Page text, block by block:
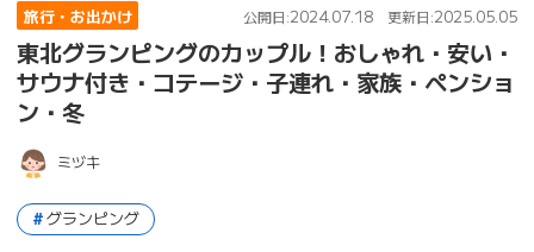
旅行・お出かけ 公開日:2024.07.18 更新日:2025.05.05
東北グランピングのカップル！おしゃれ・安い・
サウナ付き・コテージ・子連れ・家族・ペンショ
ン・冬
ミヅキ
グランピング